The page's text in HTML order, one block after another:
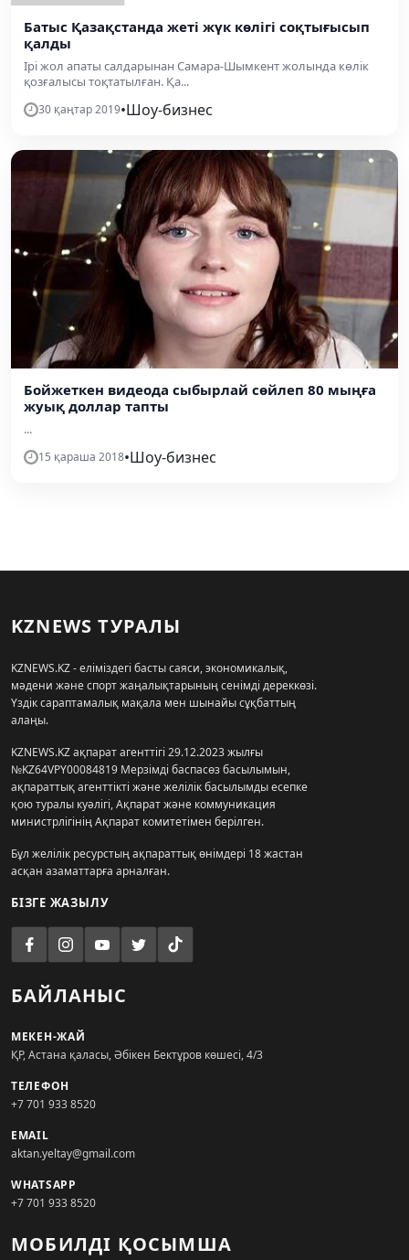
Батыс Қазақстанда жеті жүк көлігі соқтығысып
қалды
Ірі жол апаты салдарынан Самара-Шымкент жолында көлік
қозғалысы тоқтатылған. Қа...
30 қаңтар 2019•Шоу-бизнес
Бойжеткен видеода сыбырлай сөйлеп 80 мыңға
жуық доллар тапты
...
15 қараша 2018•Шоу-бизнес
KZNEWS ТУРАЛЫ
KZNEWS.KZ - еліміздегі басты саяси, экономикалық,
мәдени және спорт жаңалықтарының сенімді дереккөзі.
Үздік сараптамалық мақала мен шынайы сұқбаттың
алаңы.
KZNEWS.KZ ақпарат агенттігі 29.12.2023 жылғы
№KZ64VPY00084819 Мерзімді баспасөз басылымын,
ақпараттық агенттікті және желілік басылымды есепке
қою туралы куәлігі, Ақпарат және коммуникация
министрлігінің Ақпарат комитетімен берілген.
Бұл желілік ресурстың ақпараттық өнімдері 18 жастан
асқан азаматтарға арналған.
БІЗГЕ ЖАЗЫЛУ
БАЙЛАНЫС
МЕКЕН-ЖАЙ
ҚР, Астана қаласы, Әбікен Бектұров көшесі, 4/3
ТЕЛЕФОН
+7 701 933 8520
EMAIL
aktan.yeltay@gmail.com
WHATSAPP
+7 701 933 8520
МОБИЛДІ ҚОСЫМША